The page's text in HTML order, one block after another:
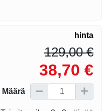
hinta
129,00 €
38,70 €
Määrä